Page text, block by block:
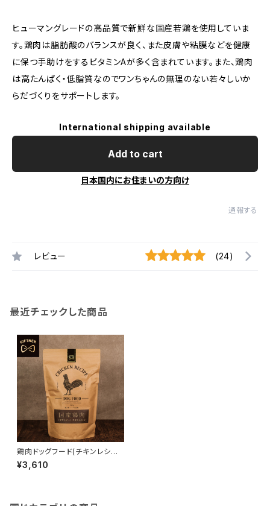
ヒューマングレードの高品質で新鮮な国産若鶏を使用していま
す。鶏肉は脂肪酸のバランスが良く、また皮膚や粘膜などを健康
に保つ手助けをするビタミンAが多く含まれています。また、鶏肉
は高たんぱく・低脂質なのでワンちゃんの無理のない若々しいか
らだづくりをサポートします。
International shipping available
Add to cart
日本国内にお住まいの方向け
通報する
レビュー (24)
最近チェックした商品
鶏肉ドッグフード(チキンレシピ9
00g) 4571570662678
¥3,610